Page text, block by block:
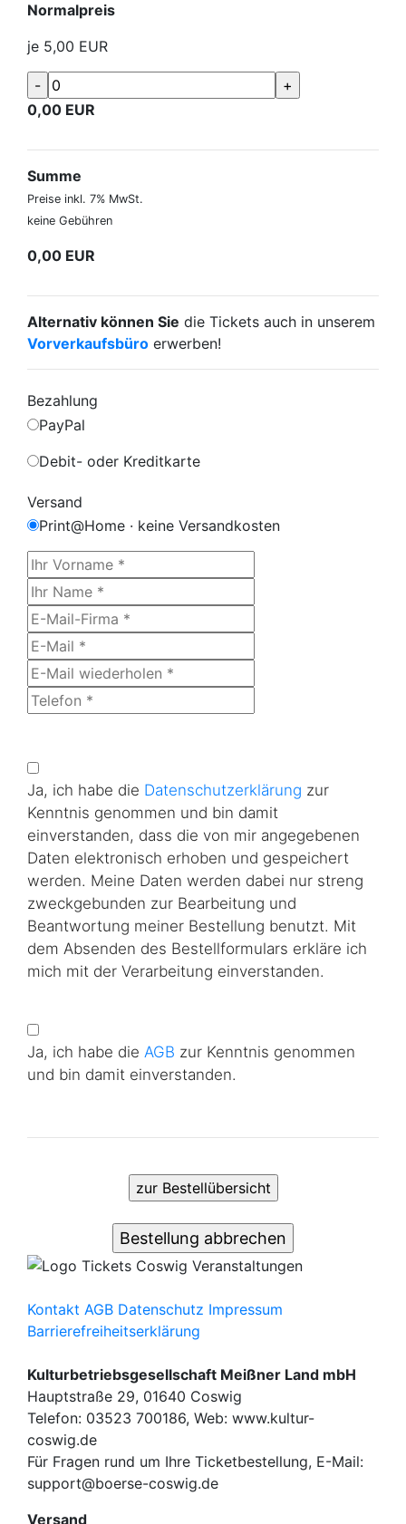
Normalpreis
je 5,00 EUR
0,00 EUR
Summe
Preise inkl. 7% MwSt.
keine Gebühren
0,00 EUR
Alternativ können Sie die Tickets auch in unserem
Vorverkaufsbüro erwerben!
Bezahlung
PayPal
Debit- oder Kreditkarte
Versand
Print@Home · keine Versandkosten
Ja, ich habe die Datenschutzerklärung zur
Kenntnis genommen und bin damit
einverstanden, dass die von mir angegebenen
Daten elektronisch erhoben und gespeichert
werden. Meine Daten werden dabei nur streng
zweckgebunden zur Bearbeitung und
Beantwortung meiner Bestellung benutzt. Mit
dem Absenden des Bestellformulars erkläre ich
mich mit der Verarbeitung einverstanden.
Ja, ich habe die AGB zur Kenntnis genommen
und bin damit einverstanden.
Kontakt AGB Datenschutz Impressum
Barrierefreiheitserklärung
Kulturbetriebsgesellschaft Meißner Land mbH
Hauptstraße 29, 01640 Coswig
Telefon: 03523 700186, Web: www.kultur-
coswig.de
Für Fragen rund um Ihre Ticketbestellung, E-Mail:
support@boerse-coswig.de
Versand